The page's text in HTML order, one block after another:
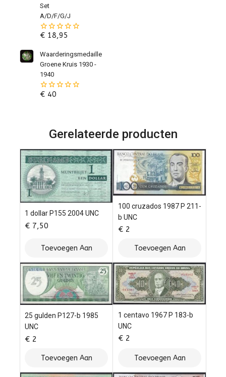
Set
A/D/F/G/J
0
de
5
€18,95
Waarderingsmedaille
Groene Kruis 1930 -
1940
0
€40
Gerelateerde producten
1 dollar P155 2004 UNC
€ 7,50
Toevoegen Aan
Winkelwagen
100 cruzados 1987 P 211-
b UNC
€ 2
Toevoegen Aan
Winkelwagen
25 gulden P127-b 1985
UNC
€ 2
Toevoegen Aan
Winkelwagen
1 centavo 1967 P 183-b
UNC
€ 2
Toevoegen Aan
Winkelwagen